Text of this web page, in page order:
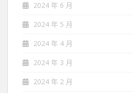
2024 年 6 月
2024 年 5 月
2024 年 4 月
2024 年 3 月
2024 年 2 月